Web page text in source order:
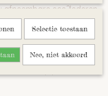
: afneembare eco?lederen
schoon te maken.
met extra pin onder
dat kinderen eruit vallen.
Selectie toestaan
Nee, niet akkoord